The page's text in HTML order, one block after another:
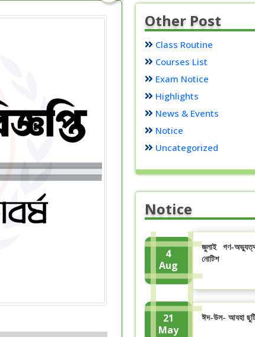
Other Post
Class Routine
Courses List
Exam Notice
Highlights
News & Events
Notice
Uncategorized
Notice
4
Aug
জুলাই গণ-
নোটিশ
21
May
ঈদ-উল- আযহা